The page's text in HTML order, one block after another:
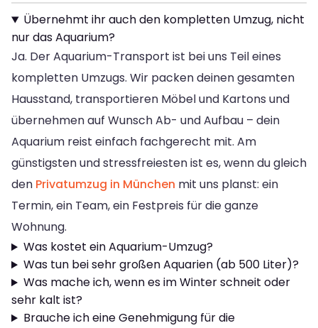
Übernehmt ihr auch den kompletten Umzug, nicht
nur das Aquarium?
Ja. Der Aquarium-Transport ist bei uns Teil eines
kompletten Umzugs. Wir packen deinen gesamten
Hausstand, transportieren Möbel und Kartons und
übernehmen auf Wunsch Ab- und Aufbau – dein
Aquarium reist einfach fachgerecht mit. Am
günstigsten und stressfreiesten ist es, wenn du gleich
den Privatumzug in München mit uns planst: ein
Termin, ein Team, ein Festpreis für die ganze
Wohnung.
Was kostet ein Aquarium-Umzug?
Was tun bei sehr großen Aquarien (ab 500 Liter)?
Was mache ich, wenn es im Winter schneit oder
sehr kalt ist?
Brauche ich eine Genehmigung für die